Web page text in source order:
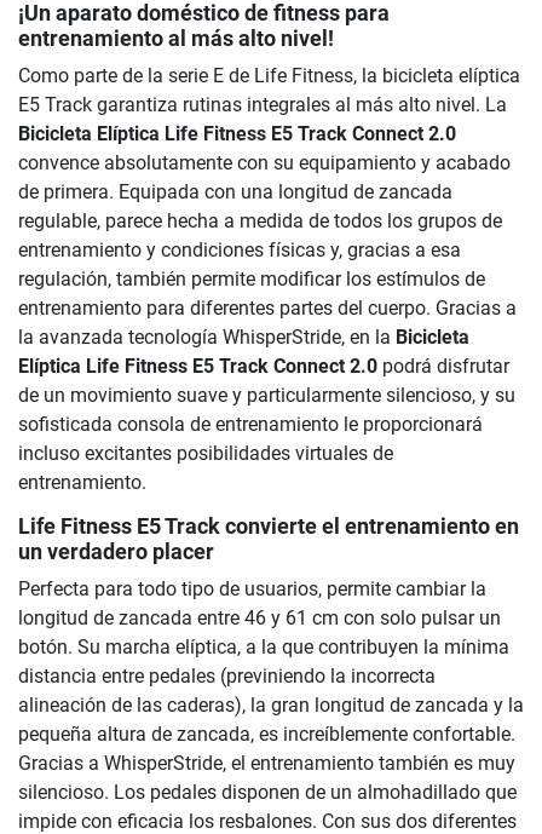
¡Un aparato doméstico de fitness para
entrenamiento al más alto nivel!
Como parte de la serie E de Life Fitness, la bicicleta elíptica
E5 Track garantiza rutinas integrales al más alto nivel. La
Bicicleta Elíptica Life Fitness E5 Track Connect 2.0
convence absolutamente con su equipamiento y acabado
de primera. Equipada con una longitud de zancada
regulable, parece hecha a medida de todos los grupos de
entrenamiento y condiciones físicas y, gracias a esa
regulación, también permite modificar los estímulos de
entrenamiento para diferentes partes del cuerpo. Gracias a
la avanzada tecnología WhisperStride, en la Bicicleta
Elíptica Life Fitness E5 Track Connect 2.0 podrá disfrutar
de un movimiento suave y particularmente silencioso, y su
sofisticada consola de entrenamiento le proporcionará
incluso excitantes posibilidades virtuales de
entrenamiento.
Life Fitness E5 Track convierte el entrenamiento en
un verdadero placer
Perfecta para todo tipo de usuarios, permite cambiar la
longitud de zancada entre 46 y 61 cm con solo pulsar un
botón. Su marcha elíptica, a la que contribuyen la mínima
distancia entre pedales (previniendo la incorrecta
alineación de las caderas), la gran longitud de zancada y la
pequeña altura de zancada, es increíblemente confortable.
Gracias a WhisperStride, el entrenamiento también es muy
silencioso. Los pedales disponen de un almohadillado que
impide con eficacia los resbalones. Con sus dos diferentes